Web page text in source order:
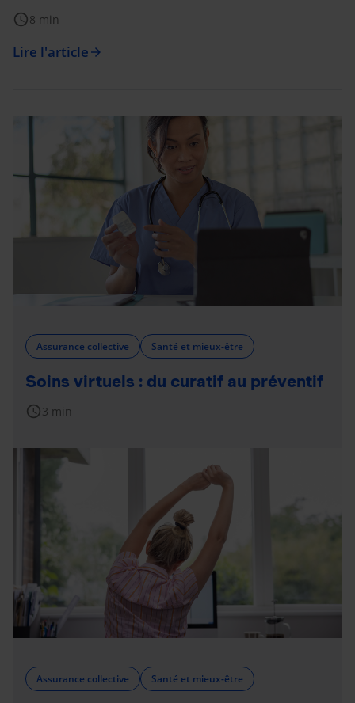
schedule8 min
Lire l'article arrow_forward
Assurance collective Santé et mieux-être
Soins virtuels : du curatif au préventif
schedule3 min
Assurance collective Santé et mieux-être